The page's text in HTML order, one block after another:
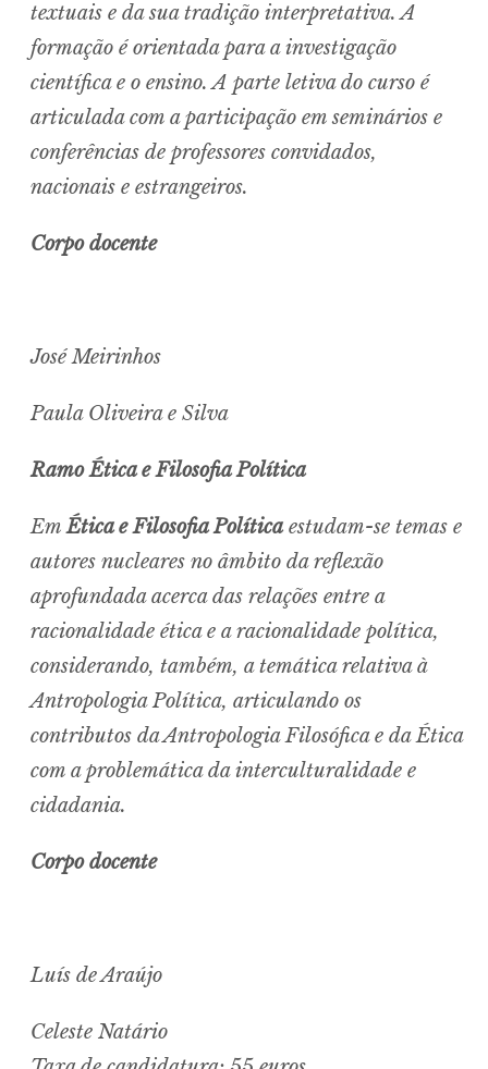
textuais e da sua tradição interpretativa. A
formação é orientada para a investigação
científica e o ensino. A parte letiva do curso é
articulada com a participação em seminários e
conferências de professores convidados,
nacionais e estrangeiros.
Corpo docente
José Meirinhos
Paula Oliveira e Silva
Ramo Ética e Filosofia Política
EmÉtica e Filosofia Políticaestudam-se temas e
autores nucleares no âmbito da reflexão
aprofundada acerca das relações entre a
racionalidade ética e a racionalidade política,
considerando, também, a temática relativa à
Antropologia Política, articulando os
contributos da Antropologia Filosófica e da Ética
com a problemática da interculturalidade e
cidadania.
Corpo docente
Luís de Araújo
Celeste Natário